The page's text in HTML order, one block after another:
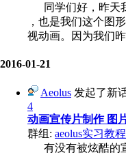
同学们好，昨天
，也是我们这个图
视动画。因为我们
2016-01-21
Aeolus 发起了新
4
动画宣传片制作 图
群组: aeolus实习教
有没有被炫酷的